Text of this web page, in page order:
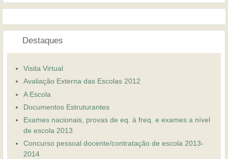
Destaques
Visita Virtual
Avaliação Externa das Escolas 2012
A Escola
Documentos Estruturantes
Exames nacionais, provas de eq. à freq. e exames a nível
de escola 2013
Concurso pessoal docente/contratação de escola 2013-
2014